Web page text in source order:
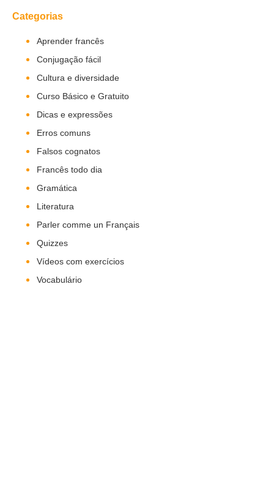
Categorias
Aprender francês
Conjugação fácil
Cultura e diversidade
Curso Básico e Gratuito
Dicas e expressões
Erros comuns
Falsos cognatos
Francês todo dia
Gramática
Literatura
Parler comme un Français
Quizzes
Vídeos com exercícios
Vocabulário